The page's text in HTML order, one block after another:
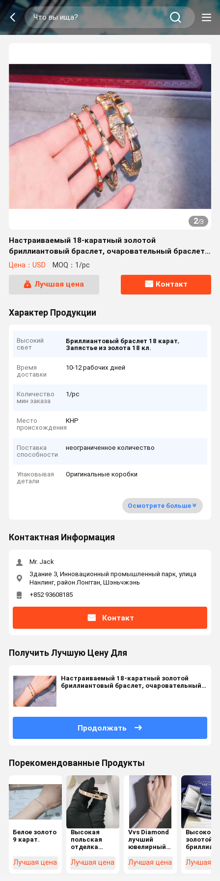
2/3
Настраиваемый 18-каратный золотой
бриллиантовый браслет, очаровательный браслет с
змеями
Цена：USD MOQ：1/pc
Лучшая цена Контакт
Характер Продукции
Высокий
свет
Бриллиантовый браслет 18 карат,
Запястье из золота 18 кл.
Время
доставки
10-12 рабочих дней
Количество
мин заказа
1/pc
Место
происхождения
КНР
Поставка
способности
неограниченное количество
Упаковывая
детали
Оригинальные коробки
Осмотрите больше
Контактная Информация
Mr. Jack
Здание 3, Инновационный промышленный парк, улица
Нанлинг, район Лонгган, Шэньчжэнь
+852 93608185
Контакт
Получить Лучшую Цену Для
Настраиваемый 18-каратный золотой
бриллиантовый браслет, очаровательный
Продолжать
Порекомендованные Продукты
Белое золото
9 карат.
Лучшая цена
Высокая
польская
отделка
бриллиантовый
Лучшая цена
Vvs Diamond
лучший
ювелирный
в Китае
Лучшая цена
золотой
-
Лучшая